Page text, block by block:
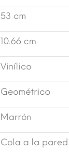
53 cm
10.66 cm
Vinílico
Geométrico
Marrón
Cola a la pared